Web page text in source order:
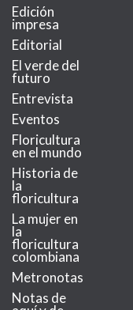
Edición
impresa
Editorial
El verde del
futuro
Entrevista
Eventos
Floricultura
en el mundo
Historia de
la
floricultura
La mujer en
la
floricultura
colombiana
Metronotas
Notas de